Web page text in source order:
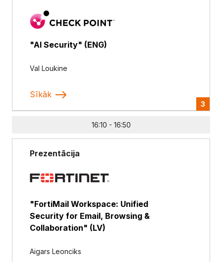
"AI Security" (ENG)
Val Loukine
Sīkāk
3
16:10 - 16:50
Prezentācija
"FortiMail Workspace: Unified
Security for Email, Browsing &
Collaboration" (LV)
Aigars Leonciks